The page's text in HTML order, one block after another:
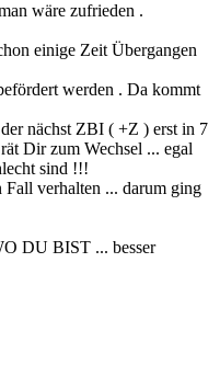
wäre zufrieden .
einige Zeit Übergangen
werden . Da kommt
nächst ZBI ( +Z ) erst in 7
Dir zum Wechsel ... egal
sind !!!
Fall verhalten ... darum ging
DU BIST ... besser